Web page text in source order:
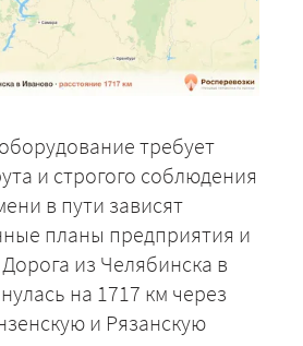
требует
и строгого соблюдения
в пути зависят
планы предприятия и
из Челябинска в
на 1717 км через
и Рязанскую